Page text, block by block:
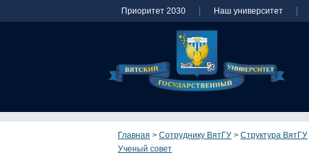
Приоритет 2030 Наш университет
Главная > Сотруднику ВятГУ > Структура ВятГУ
Ученый совет